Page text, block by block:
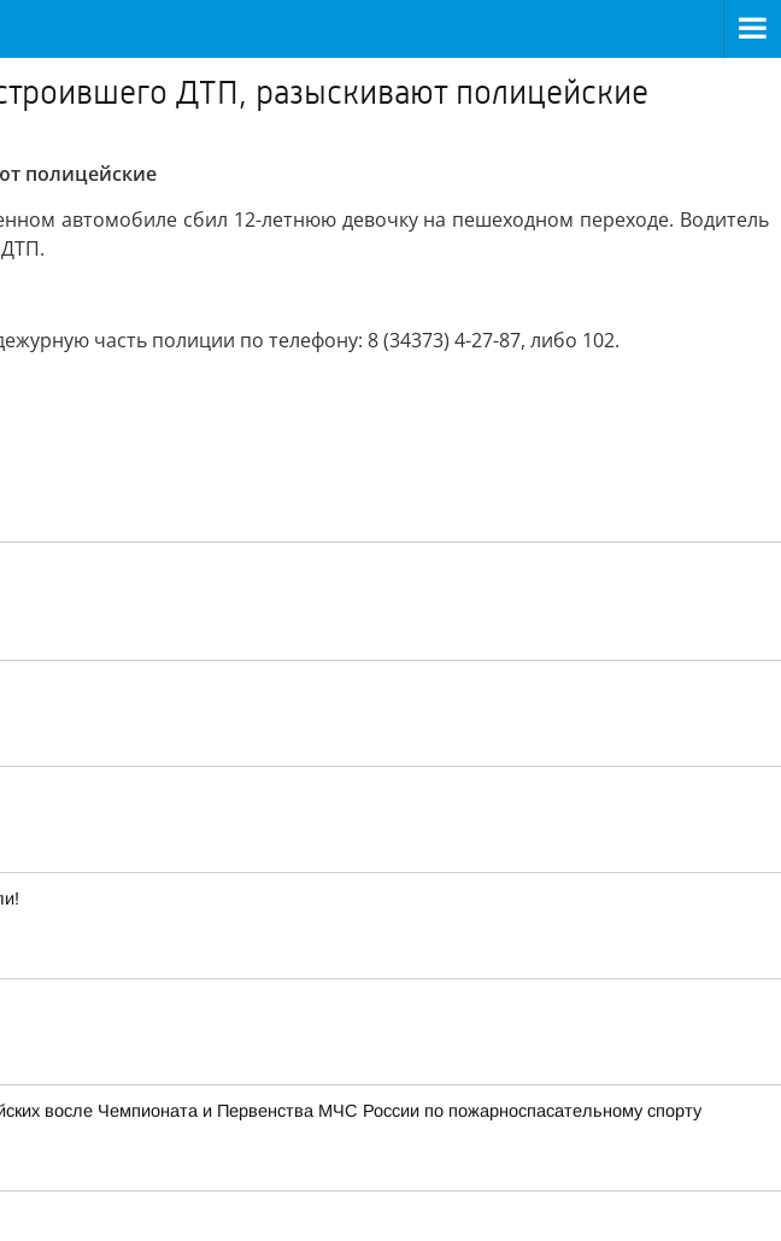
ДТП, разыскивают полицейские
полицейские
автомобиле сбил 12-летнюю девочку на пешеходном переходе. Водитель
часть полиции по телефону: 8 (34373) 4-27-87, либо 102.
восле Чемпионата и Первенства МЧС России по пожарноспасательному спорту